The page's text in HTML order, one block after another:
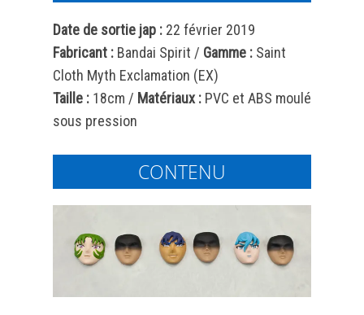
Date de sortie jap :22 février 2019
Fabricant :Bandai Spirit / Gamme : Saint
Cloth Myth Exclamation (EX)
Taille :18cm / Matériaux :PVC et ABS moulé
sous pression
CONTENU